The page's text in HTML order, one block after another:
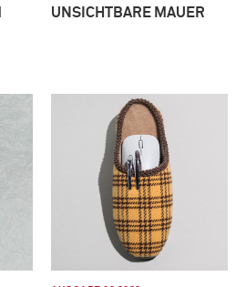
UNSICHTBARE MAUER